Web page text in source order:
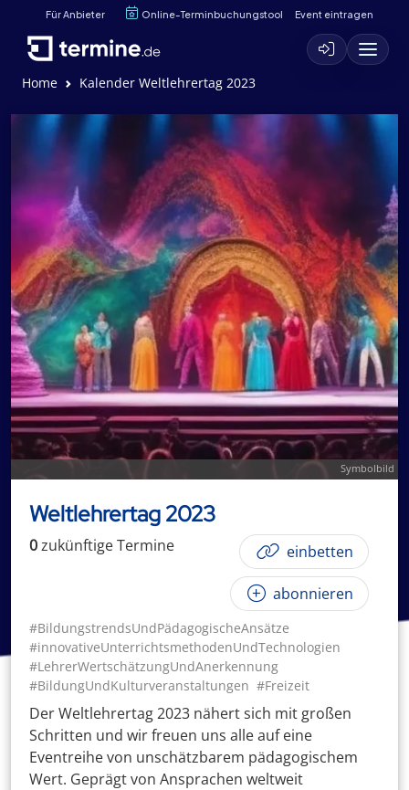
Für Anbieter Online-Terminbuchungstool Event eintragen
Home Kalender Weltlehrertag 2023
Symbolbild
Weltlehrertag 2023
0zukünftigeTermine einbetten
abonnieren
#BildungstrendsUndPädagogischeAnsätze
#innovativeUnterrichtsmethodenUndTechnologien
#LehrerWertschätzungUndAnerkennung
#BildungUndKulturveranstaltungen #Freizeit
Der Weltlehrertag 2023 nähert sich mit großen
Schritten und wir freuen uns alle auf eine
Eventreihe von unschätzbarem pädagogischem
Wert. Geprägt von Ansprachen weltweit